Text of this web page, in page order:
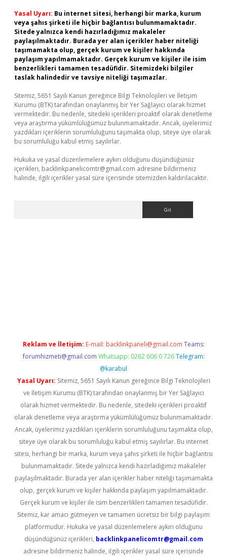
Yasal Uyarı: Bu internet sitesi, herhangi bir marka, kurum
veya şahıs şirketi ile hiçbir bağlantısı bulunmamaktadır.
Sitede yalnızca kendi hazırladığımız makaleler
paylaşılmaktadır. Burada yer alan içerikler haber niteliği
taşımamakta olup, gerçek kurum ve kişiler hakkında
paylaşım yapılmamaktadır. Gerçek kurum ve kişiler ile isim
benzerlikleri tamamen tesadüfidir. Sitemizdeki bilgiler
taslak halindedir ve tavsiye niteliği taşımazlar.
Sitemiz, 5651 Sayılı Kanun gereğince Bilgi Teknolojileri ve İletişim
Kurumu (BTK) tarafından onaylanmış bir Yer Sağlayıcı olarak hizmet
vermektedir. Bu nedenle, sitedeki içerikleri proaktif olarak denetleme
veya araştırma yükümlülüğümüz bulunmamaktadır. Ancak, üyelerimiz
yazdıkları içeriklerin sorumluluğunu taşımakta olup, siteye üye olarak
bu sorumluluğu kabul etmiş sayılırlar.
Hukuka ve yasal düzenlemelere aykırı olduğunu düşündüğünüz
içerikleri, backlinkpanelicomtr@gmail.com adresine bildirmeniz
halinde, ilgili içerikler yasal süre içerisinde sitemizden kaldırılacaktır.
Reklam ve İletişim: E-mail: backlinkpaneli@gmail.com Teams:
forumhizmeti@gmail.com Whatsapp: 0262 606 0 726 Telegram:
@karabul
Yasal Uyarı: Sitemiz, 5651 Sayılı Kanun gereğince Bilgi Teknolojileri
ve İletişim Kurumu (BTK) tarafından onaylanmış bir Yer Sağlayıcı
olarak hizmet vermektedir. Bu nedenle, sitedeki içerikleri proaktif
olarak denetleme veya araştırma yükümlülüğümüz bulunmamaktadır.
Ancak, üyelerimiz yazdıkları içeriklerin sorumluluğunu taşımakta olup,
siteye üye olarak bu sorumluluğu kabul etmiş sayılırlar. Bu internet
sitesi, herhangi bir marka, kurum veya şahıs şirketi ile hiçbir bağlantısı
bulunmamaktadır. Sitede yalnızca kendi hazırladığımız makaleler
paylaşılmaktadır. Burada yer alan içerikler haber niteliği taşımamakta
olup, gerçek kurum ve kişiler hakkında paylaşım yapılmamaktadır.
Gerçek kurum ve kişiler ile isim benzerlikleri tamamen tesadüfidir.
Sitemiz, kar amacı gütmeyen ve tamamen ücretsiz bir bilgi paylaşım
platformudur. Hukuka ve yasal düzenlemelere aykırı olduğunu
düşündüğünüz içerikleri, backlinkpanelicomtr@gmail.com
adresine bildirmeniz halinde, ilgili içerikler yasal süre içerisinde